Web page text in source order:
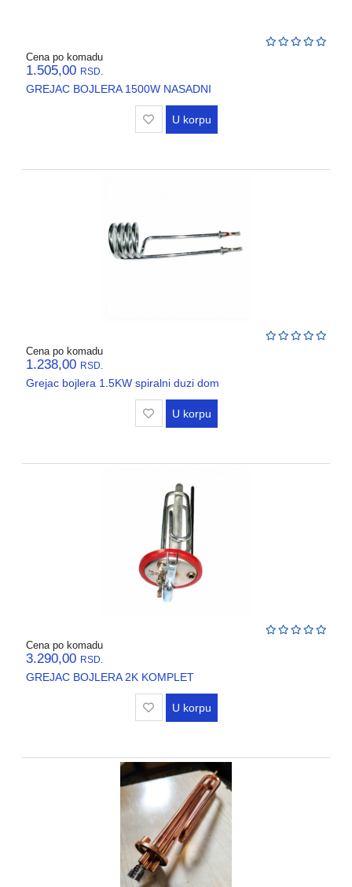
Cena po komadu
1.505,00 RSD.
GREJAC BOJLERA 1500W NASADNI
U korpu
Cena po komadu
1.238,00 RSD.
Grejac bojlera 1.5KW spiralni duzi dom
U korpu
Cena po komadu
3.290,00 RSD.
GREJAC BOJLERA 2K KOMPLET
U korpu